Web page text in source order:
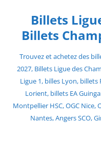
contentBillets
Billets
Trouvez et achetez des
2027, Billets Ligue des
Ligue 1, billes Lyon, billets
Lorient, billets EA
Montpellier HSC, OGC Nice,
Nantes, Angers SCO,